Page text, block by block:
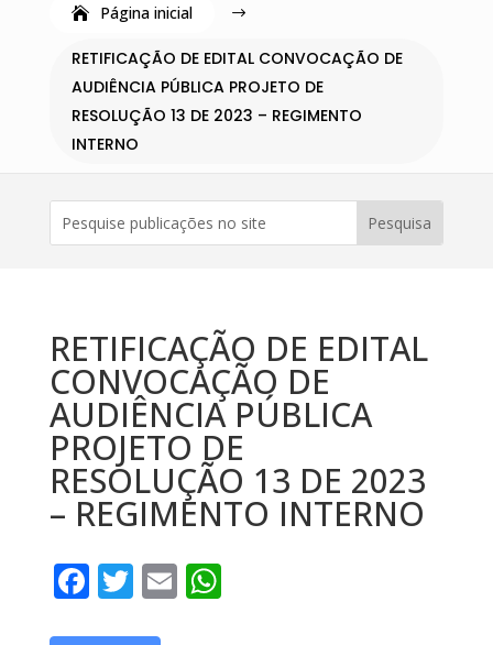
Página inicial $
RETIFICAÇÃO DE EDITAL CONVOCAÇÃO DE
AUDIÊNCIA PÚBLICA PROJETO DE
RESOLUÇÃO 13 DE 2023 – REGIMENTO
INTERNO
RETIFICAÇÃO DE EDITAL
CONVOCAÇÃO DE
AUDIÊNCIA PÚBLICA
PROJETO DE
RESOLUÇÃO 13 DE 2023
– REGIMENTO INTERNO
Facebook
Twitter
EmailWhatsApp